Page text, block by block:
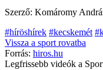
Szerző: Komáromy
#híröshírek #kecskemét
Vissza a sport rovatba
Forrás: hiros.hu
Legfrissebb videók a